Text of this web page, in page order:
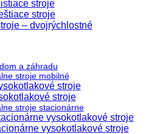
stroje
stroje
– dvojrýchlostné
a záhradu
stroje mobilné
stroje
stroje
stroje stacionárne
vysokotlakové stroje
vysokotlakové stroje